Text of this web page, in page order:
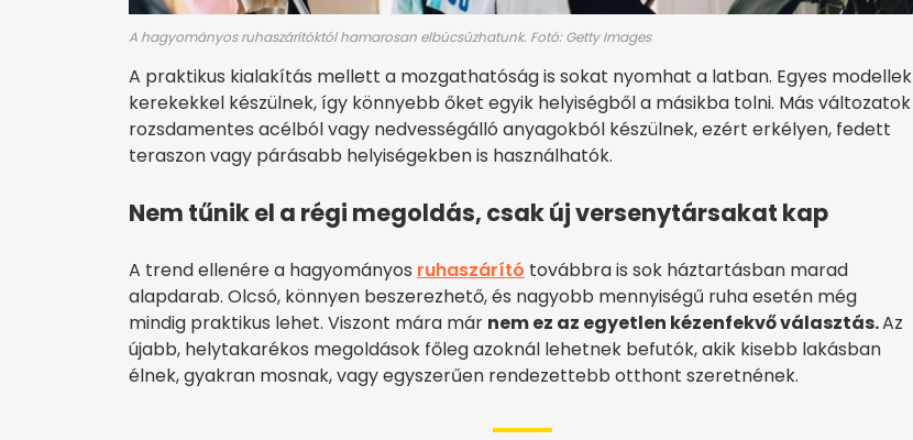
A hagyományos ruhaszárítóktól hamarosan elbúcsúzhatunk. Fotó: Getty Images
A praktikus kialakítás mellett a mozgathatóság is sokat nyomhat a latban. Egyes modellek
kerekekkel készülnek, így könnyebb őket egyik helyiségből a másikba tolni. Más változatok
rozsdamentes acélból vagy nedvességálló anyagokból készülnek, ezért erkélyen, fedett
teraszon vagy párásabb helyiségekben is használhatók.
Nem tűnik el a régi megoldás, csak új versenytársakat kap
A trend ellenére a hagyományos ruhaszárító továbbra is sok háztartásban marad
alapdarab. Olcsó, könnyen beszerezhető, és nagyobb mennyiségű ruha esetén még
mindig praktikus lehet. Viszont mára már nem ez az egyetlen kézenfekvő választás.Az
újabb, helytakarékos megoldások főleg azoknál lehetnek befutók, akik kisebb lakásban
élnek, gyakran mosnak, vagy egyszerűen rendezettebb otthont szeretnének.